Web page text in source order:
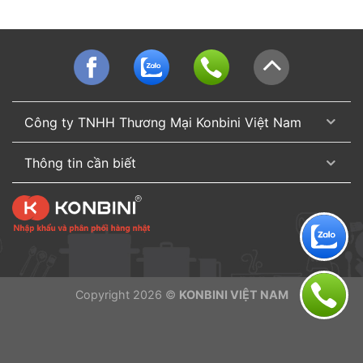
Công ty TNHH Thương Mại Konbini Việt Nam
Thông tin cần biết
Copyright 2026 © KONBINI VIỆT NAM